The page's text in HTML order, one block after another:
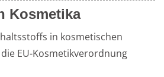
Kosmetika
in kosmetischen
EU-Kosmetikverordnung